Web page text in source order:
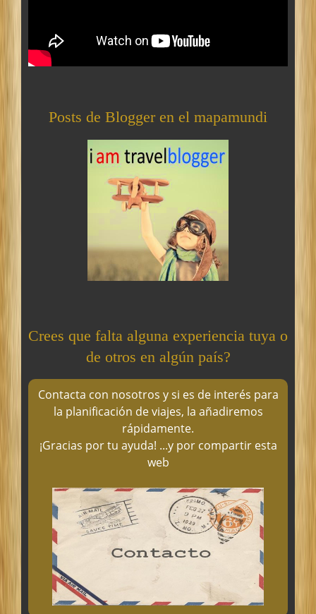
Posts de Blogger en el mapamundi
Crees que falta alguna experiencia tuya o
de otros en algún país?
Contacta con nosotros y si es de interés para
la planificación de viajes, la añadiremos
rápidamente.
¡Gracias por tu ayuda! ...y por compartir esta
web